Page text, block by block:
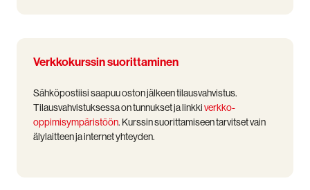
Verkkokurssin suorittaminen
Sähköpostiisi saapuu oston jälkeen tilausvahvistus.
Tilausvahvistuksessa on tunnukset ja linkkiverkko-
oppimisympäristöön. Kurssin suorittamiseen tarvitset vain
älylaitteen ja internet yhteyden.